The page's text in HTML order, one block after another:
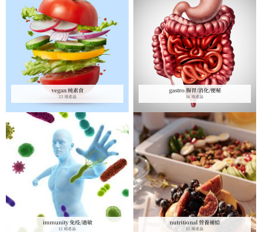
vegan 純素食
23 項產品
gastro 腸胃/消化/便秘
16 項產品
immunity 免疫/過敏
12 項產品
nutritional 營養補給
15 項產品